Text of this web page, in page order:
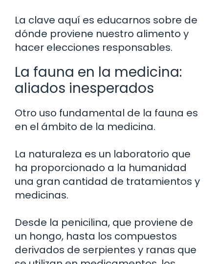
La clave aquí es educarnos sobre de
dónde proviene nuestro alimento y
hacer elecciones responsables.
La fauna en la medicina:
aliados inesperados
Otro uso fundamental de la fauna es
en el ámbito de la medicina.
La naturaleza es un laboratorio que
ha proporcionado a la humanidad
una gran cantidad de tratamientos y
medicinas.
Desde la penicilina, que proviene de
un hongo, hasta los compuestos
derivados de serpientes y ranas que